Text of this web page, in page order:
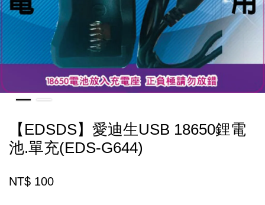
【EDSDS】愛迪生USB 18650鋰電
池.單充(EDS-G644)
NT$ 100